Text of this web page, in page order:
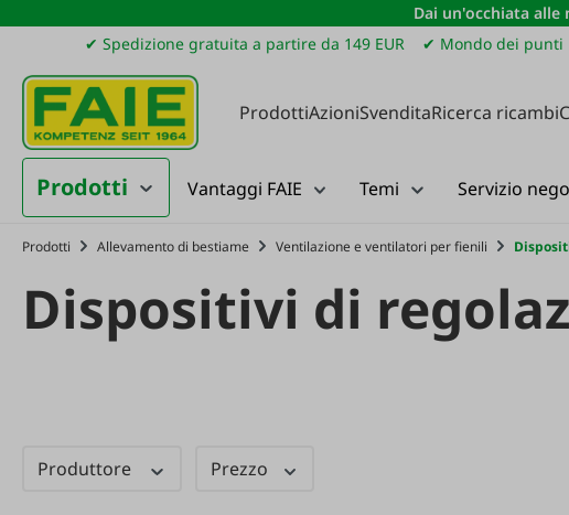
al contenuto principale
Salta alla ricerca
Passa alla navigazione principale
Dai un'occhiata
✔ Spedizione gratuita a partire da 149 EUR
✔ Mondo dei punti
ProdottiAzioniSvenditaRicerca ricambi
Prodotti Vantaggi FAIE Temi Servizio
Prodotti Allevamento di bestiame Ventilazione e ventilatori per fienili
Dispositivi di
Produttore Prezzo